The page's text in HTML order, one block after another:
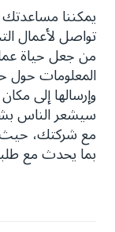
يمكننا
تواصل لأعمال
من جعل حياة
المعلومات حول
وإرسالها إلى
سيشعر الناس
مع شركتك، حيث
بما يحدث مع